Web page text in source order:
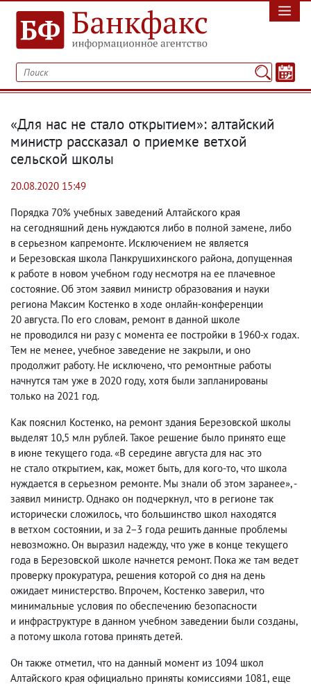
«Для нас не стало открытием»: алтайский
министр рассказал о приемке ветхой
сельской школы
20.08.2020 15:49
Порядка 70% учебных заведений Алтайского края
на сегодняшний день нуждаются либо в полной замене, либо
в серьезном капремонте. Исключением не является
и Березовская школа Панкрушихинского района, допущенная
к работе в новом учебном году несмотря на ее плачевное
состояние. Об этом заявил министр образования и науки
региона Максим Костенко в ходе онлайн-конференции
20 августа. По его словам, ремонт в данной школе
не проводился ни разу с момента ее постройки в 1960-х годах.
Тем не менее, учебное заведение не закрыли, и оно
продолжит работу. Не исключено, что ремонтные работы
начнутся там уже в 2020 году, хотя были запланированы
только на 2021 год.
Как пояснил Костенко, на ремонт здания Березовской школы
выделят 10,5 млн рублей. Такое решение было принято еще
в июне текущего года. «В середине августа для нас это
не стало открытием, как, может быть, для кого-то, что школа
нуждается в серьезном ремонте. Мы знали об этом заранее», -
заявил министр. Однако он подчеркнул, что в регионе так
исторически сложилось, что большинство школ находятся
в ветхом состоянии, и за 2−3 года решить данные проблемы
невозможно. Он выразил надежду, что уже в конце текущего
года в Березовской школе начнется ремонт. Пока же там ведет
проверку прокуратура, решения которой со дня на день
ожидает министерство. Впрочем, Костенко заверил, что
минимальные условия по обеспечению безопасности
и инфраструктуре в данном учебном заведении были созданы,
а потому школа готова принять детей.
Он также отметил, что на данный момент из 1094 школ
Алтайского края официально приняты комиссиями 1081, еще